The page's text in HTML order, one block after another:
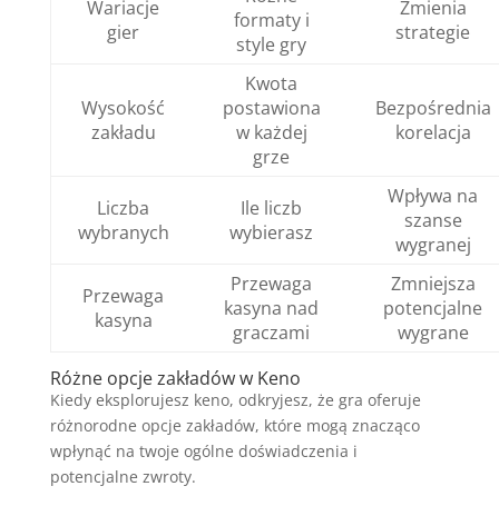
Wariacje
gier
formaty i
style gry
Zmienia
strategie
Wysokość
zakładu
Kwota
postawiona
w każdej
grze
Bezpośrednia
korelacja
Liczba
wybranych
Ile liczb
wybierasz
Wpływa na
szanse
wygranej
Przewaga
kasyna
Przewaga
kasyna nad
graczami
Zmniejsza
potencjalne
wygrane
Różne opcje zakładów w Keno
Kiedy eksplorujesz keno, odkryjesz, że gra oferuje
różnorodne opcje zakładów, które mogą znacząco
wpłynąć na twoje ogólne doświadczenia i
potencjalne zwroty.